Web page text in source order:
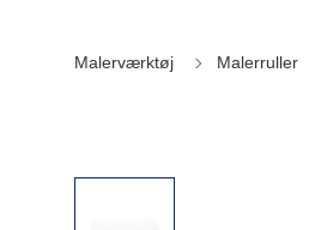
Malerværktøj Malerruller